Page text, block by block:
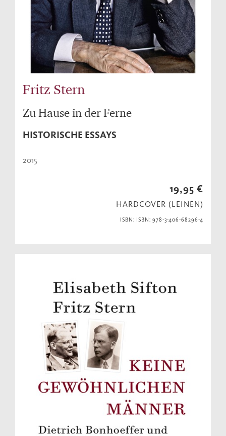
Fritz Stern
Zu Hause in der Ferne
HISTORISCHE ESSAYS
2015
19,95 €
HARDCOVER (LEINEN)
ISBN: ISBN: 978-3-406-68296-4